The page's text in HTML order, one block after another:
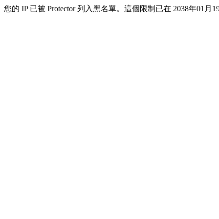
您的 IP 已被 Protector 列入黑名單。這個限制已在 2038年01月